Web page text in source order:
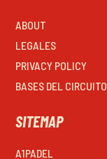
ABOUT
LEGALES
PRIVACY POLICY
BASES DEL CIRCUITO
SITEMAP
A1PADEL